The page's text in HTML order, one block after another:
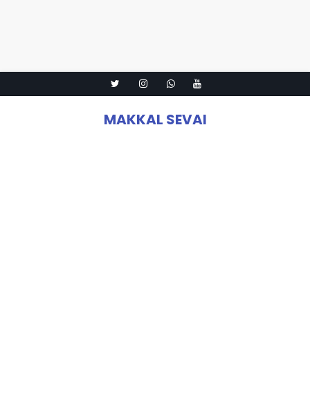
MAKKAL SEVAI